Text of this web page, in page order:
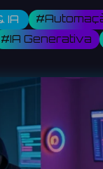
IA
#IA Generativa